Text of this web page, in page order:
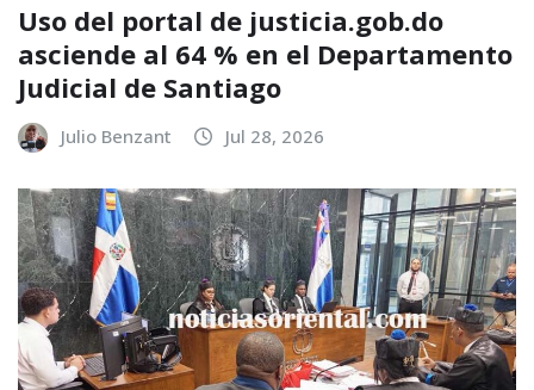
Uso del portal de justicia.gob.do
asciende al 64 % en el Departamento
Judicial de Santiago
Julio Benzant Jul 28, 2026